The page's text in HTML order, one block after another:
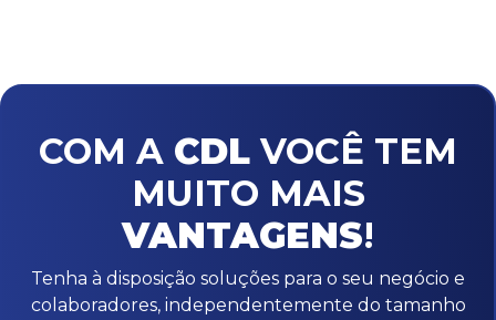
COM A CDL VOCÊ TEM
MUITO MAIS
VANTAGENS!
Tenha à disposição soluções para o seu negócio e
colaboradores, independentemente do tamanho